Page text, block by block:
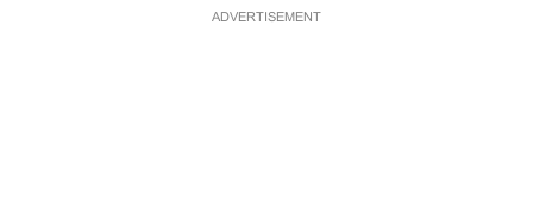
ADVERTISEMENT